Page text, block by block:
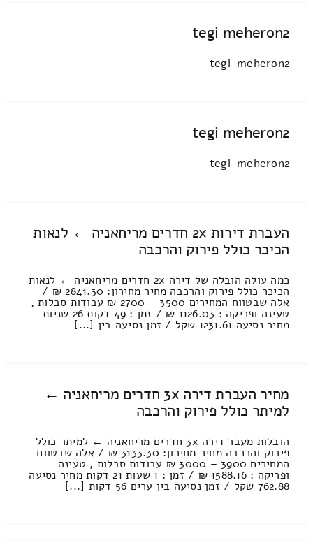
tegi meheron2
tegi-meheron2
tegi meheron2
tegi-meheron2
העברת דירות 2x חדרים מריחאניה ← לנאות
הכיכר כולל פירוק והרכבה
כמה עולה הובלה של דירה 2x חדרים מריחאניה ← לנאות
הכיכר כולל פירוק והרכבה מחיר מחירון: 2841.30 ₪ /
אלה שבטווח המחירים 3500 – 2700 ₪ עבודות סבלות ,
טעינה ופריקה : 1126.03 ₪ / זמן : 49 דקות 26 שניות
מחיר נסיעה 1231.61 שקל / זמן נסיעה בין [...]
מחיר העברת דירה 3x חדרים מריחאניה ←
למיתר כולל פירוק והרכבה
הובלות מעבר דירה 3x חדרים מריחאניה ← למיתר כולל
פירוק והרכבה מחיר מחירון: 3133.30 ₪ / אלה שבטווח
המחירים 3900 – 3000 ₪ עבודות סבלות , טעינה
ופריקה : 1588.16 ₪ / זמן : 1 שעות 21 דקות מחיר נסיעה
762.88 שקל / זמן נסיעה בין ערים 56 דקות [...]